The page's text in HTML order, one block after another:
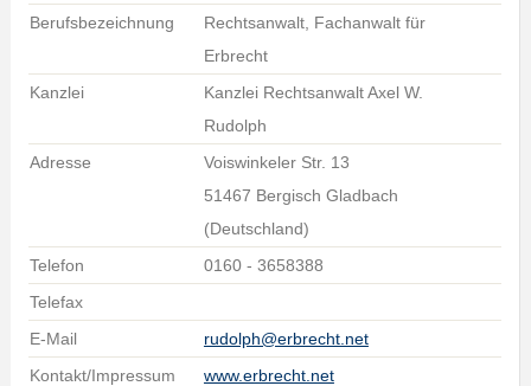
Berufsbezeichnung
Rechtsanwalt, Fachanwalt für
Erbrecht
Kanzlei
Kanzlei Rechtsanwalt Axel W.
Rudolph
Adresse
Voiswinkeler Str. 13
51467 Bergisch Gladbach
(Deutschland)
Telefon
0160 - 3658388
Telefax
E-Mail
rudolph@erbrecht.net
Kontakt/Impressum
www.erbrecht.net